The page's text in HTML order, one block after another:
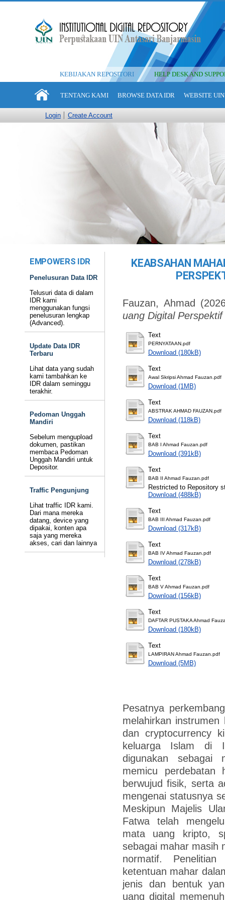
KEBIJAKAN REPOSITORI HELP DESK AND
TENTANG KAMI BROWSE DATA IDR WEBSITE
Login Create Account
EMPOWERS IDR
Penelusuran Data IDR
Telusuri data di dalam
IDR kami
menggunakan fungsi
penelusuran lengkap
(Advanced).
Update Data IDR
Terbaru
Lihat data yang sudah
kami tambahkan ke
IDR dalam seminggu
terakhir.
Pedoman Unggah
Mandiri
Sebelum mengupload
dokumen, pastikan
membaca Pedoman
Unggah Mandiri untuk
Depositor.
Traffic Pengunjung
Lihat traffic IDR kami.
Dari mana mereka
datang, device yang
dipakai, konten apa
saja yang mereka
akses, cari dan lainnya
KEABSAHAN
Fauzan, Ahmad
uang Digital
Text
PERNYATAAN.pdf
Download (180kB)
Text
Awal Skripsi Ahmad Fauzan.pdf
Download (1MB)
Text
ABSTRAK AHMAD FAUZAN.pdf
Download (118kB)
Text
BAB I Ahmad Fauzan.pdf
Download (391kB)
Text
BAB II Ahmad Fauzan.pdf
Restricted to Repository
Download (488kB)
Text
BAB III Ahmad Fauzan.pdf
Download (317kB)
Text
BAB IV Ahmad Fauzan.pdf
Download (278kB)
Text
BAB V Ahmad Fauzan.pdf
Download (156kB)
Text
DAFTAR PUSTAKA Ahmad
Download (180kB)
Text
LAMPIRAN Ahmad Fauzan.pdf
Download (5MB)
Pesatnya
melahirkan
dan cryptocurrency
keluarga Islam di
digunakan sebagai
memicu perdebatan
berwujud fisik, serta
mengenai statusnya
Meskipun Majelis
Fatwa telah
mata uang kripto,
sebagai mahar masih
normatif.
ketentuan mahar
jenis dan bentuk
uang digital